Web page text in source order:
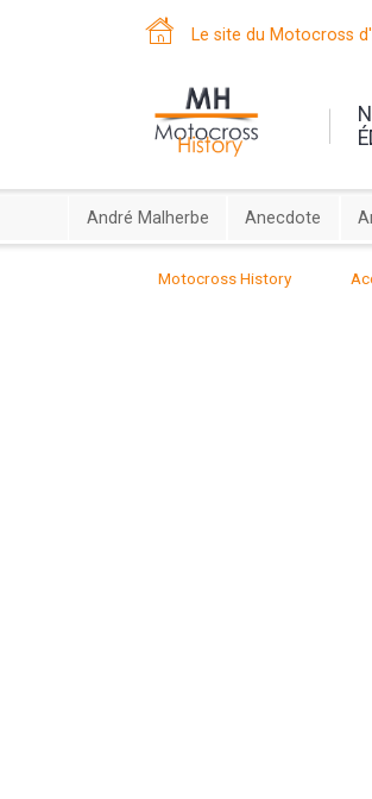
Le site du Motocross
André Malherbe Anecdote
Motocross History